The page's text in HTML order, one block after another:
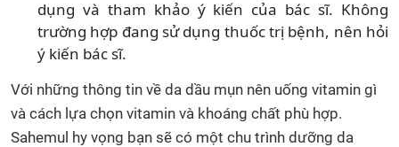
dụng và tham khảo ý kiến của bác sĩ. Không
trường hợp đang sử dụng thuốc trị bệnh, nên hỏi
ý kiến bác sĩ.
Với những thông tin về da dầu mụn nên uống vitamin gì
và cách lựa chọn vitamin và khoáng chất phù hợp.
Sahemul hy vọng bạn sẽ có một chu trình dưỡng da